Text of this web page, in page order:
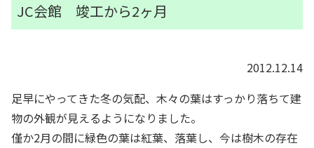
JC会館 竣工から2ヶ月
2012.12.14
足早にやってきた冬の気配、木々の葉はすっかり落ちて建
物の外観が見えるようになりました。
僅か2月の間に緑色の葉は紅葉、落葉し、今は樹木の存在